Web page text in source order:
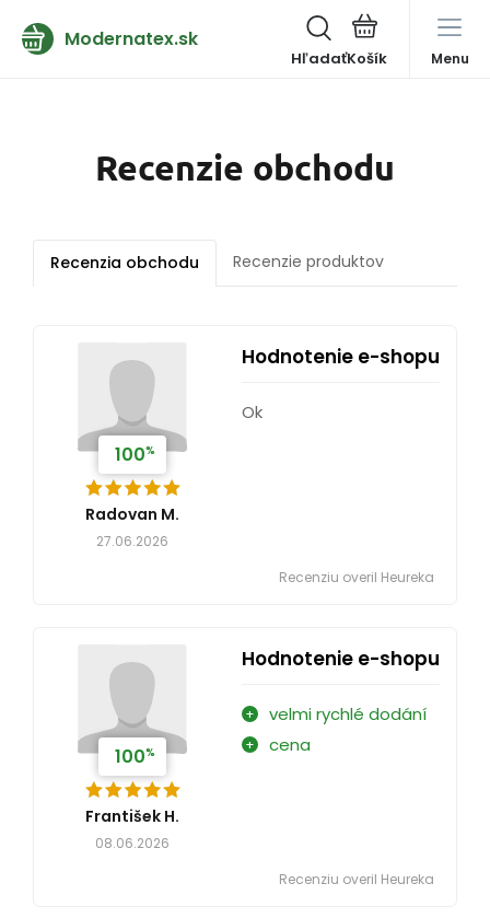
Modernatex.sk
Hľadať Menu
Recenzie obchodu
Recenzia obchodu Recenzie produktov
100%
Radovan M.
27.06.2026
Hodnotenie e-shopu
Ok
Recenziu overil Heureka
100%
František H.
08.06.2026
Hodnotenie e-shopu
velmi rychlé dodání
cena
Recenziu overil Heureka